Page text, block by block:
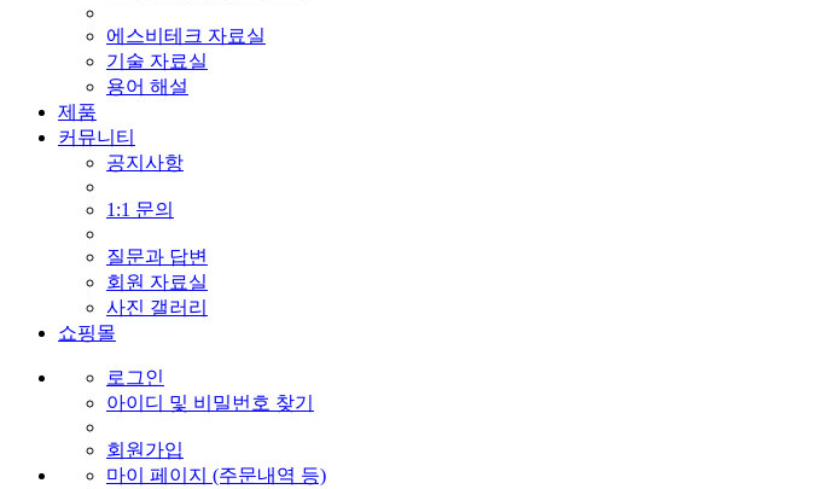
에스비테크 자료실
기술 자료실
용어 해설
제품
커뮤니티
공지사항
1:1 문의
질문과 답변
회원 자료실
사진 갤러리
쇼핑몰
로그인
아이디 및 비밀번호 찾기
회원가입
마이 페이지 (주문내역 등)